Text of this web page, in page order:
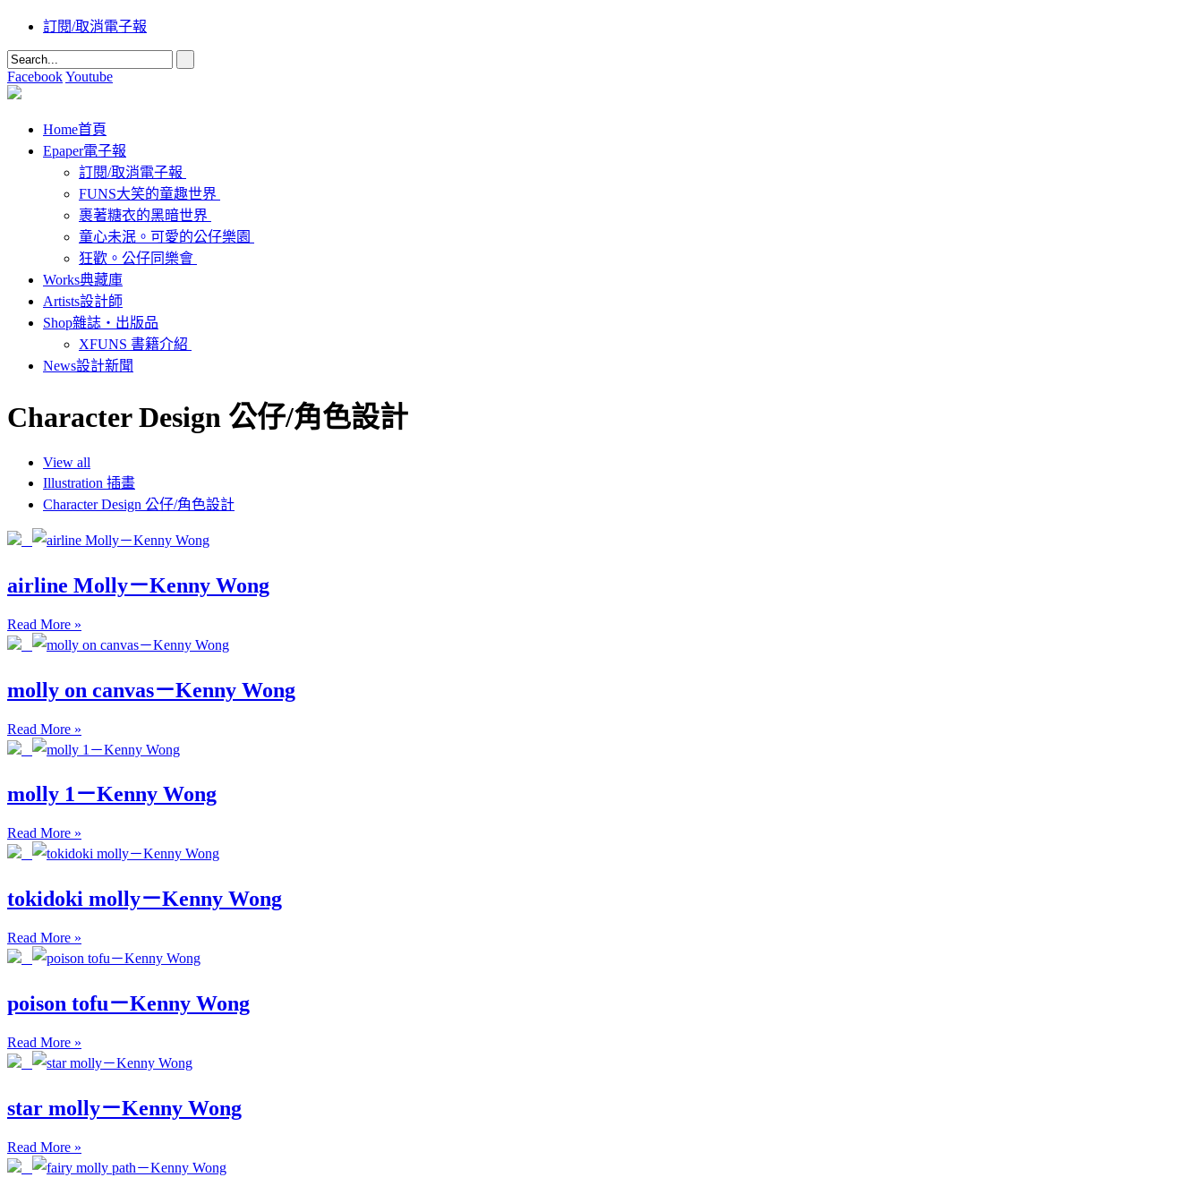
訂閱/取消電子報
FacebookYoutube
Home首頁
Epaper電子報
訂閱/取消電子報
FUNS大笑的童趣世界
裹著糖衣的黑暗世界
童心未泯。可愛的公仔樂園
狂歡。公仔同樂會
Works典藏庫
Artists設計師
Shop雜誌‧出版品
XFUNS 書籍介紹
News設計新聞
Character Design 公仔/角色設計
View all
Illustration 插畫
Character Design 公仔/角色設計
airline Molly－Kenny Wong
Read More »
molly on canvas－Kenny Wong
Read More »
molly 1－Kenny Wong
Read More »
tokidoki molly－Kenny Wong
Read More »
poison tofu－Kenny Wong
Read More »
star molly－Kenny Wong
Read More »